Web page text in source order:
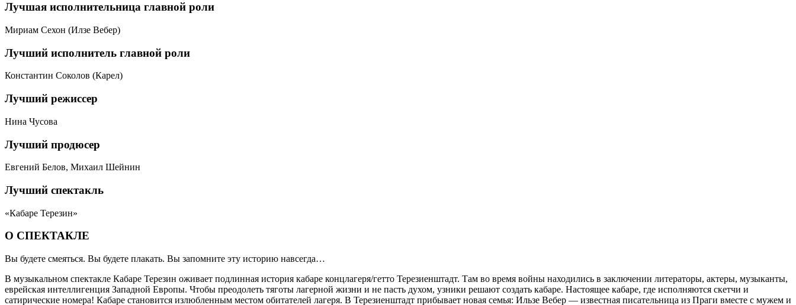
Лучшая исполнительница главной роли
Мириам Сехон (Илзе Вебер)
Лучший исполнитель главной роли
Константин Соколов (Карел)
Лучший режиссер
Нина Чусова
Лучший продюсер
Евгений Белов, Михаил Шейнин
Лучший спектакль
«Кабаре Терезин»
О СПЕКТАКЛЕ
Вы будете смеяться. Вы будете плакать. Вы запомните эту историю навсегда…
В музыкальном спектакле Кабаре Терезин оживает подлинная история кабаре концлагеря/гетто Терезиенштадт. Там во время войны находились в заключении литераторы, актеры, музыканты,
еврейская интеллигенция Западной Европы. Чтобы преодолеть тяготы лагерной жизни и не пасть духом, узники решают создать кабаре. Настоящее кабаре, где исполняются скетчи и
сатирические номера! Кабаре становится излюбленным местом обитателей лагеря. В Терезиенштадт прибывает новая семья: Ильзе Вебер — известная писательница из Праги вместе с мужем и